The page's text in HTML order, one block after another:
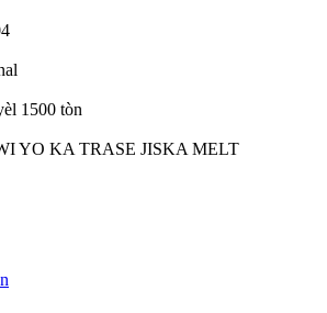
1500 tòn
YO KA TRASE JISKA MELT